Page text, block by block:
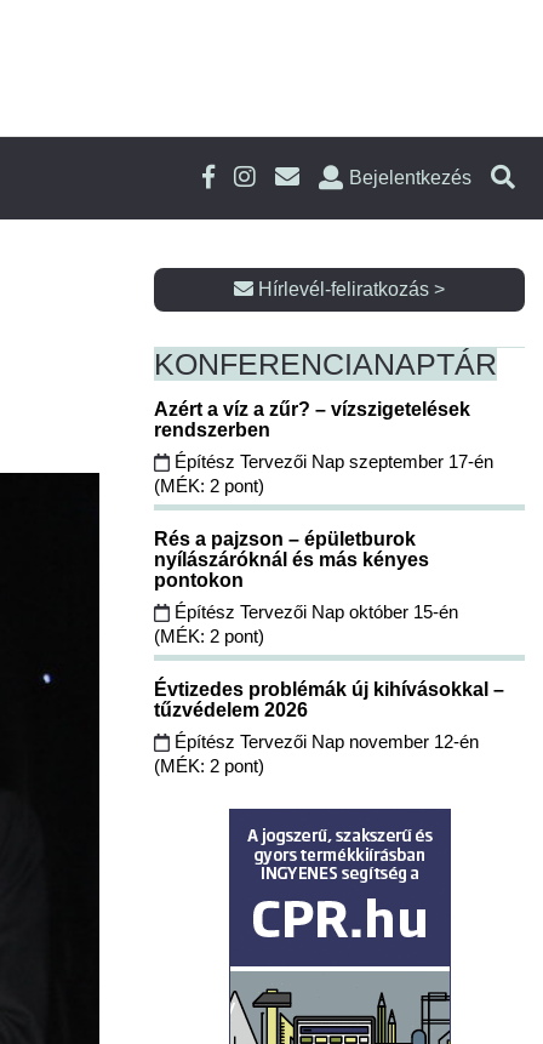
Bejelentkezés
Hírlevél-feliratkozás >
KONFERENCIANAPTÁR
Azért a víz a zűr? – vízszigetelések
rendszerben
Építész Tervezői Nap szeptember 17-én
(MÉK: 2 pont)
Rés a pajzson – épületburok
nyílászáróknál és más kényes
pontokon
Építész Tervezői Nap október 15-én
(MÉK: 2 pont)
Évtizedes problémák új kihívásokkal –
tűzvédelem 2026
Építész Tervezői Nap november 12-én
(MÉK: 2 pont)